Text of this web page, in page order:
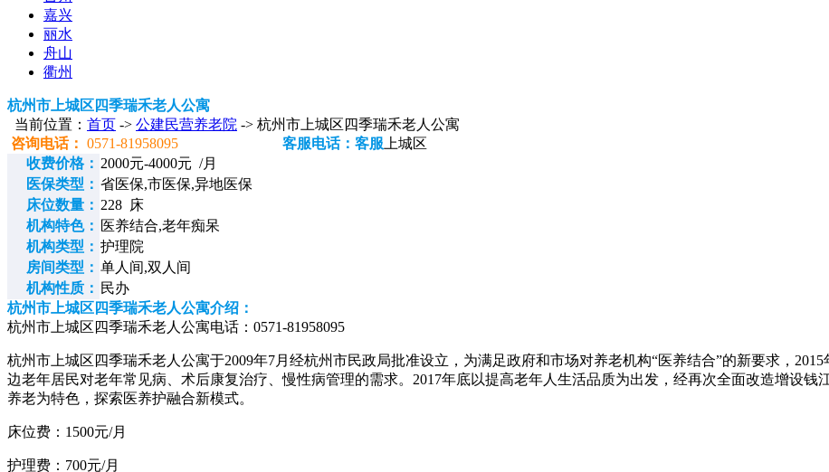
嘉兴
丽水
舟山
衢州
杭州市上城区四季瑞禾老人公寓
当前位置： 首页 -> 公建民营养老院 -> 杭州市上城区四季瑞禾老人公寓
咨询电话： 0571-81958095 客服电话：客服 上城区
收费价格： 2000元-4000元 /月
医保类型： 省医保,市医保,异地医保
床位数量： 228 床
机构特色： 医养结合,老年痴呆
机构类型： 护理院
房间类型： 单人间,双人间
机构性质： 民办
杭州市上城区四季瑞禾老人公寓介绍：
杭州市上城区四季瑞禾老人公寓电话：0571-81958095
杭州市上城区四季瑞禾老人公寓于2009年7月经杭州市民政局批准设立，为满足政府和市场对养老机构“医养结合”的新要求，
边老年居民对老年常见病、术后康复治疗、慢性病管理的需求。2017年底以提高老年人生活品质为出发，经再次全面改造增设
养老为特色，探索医养护融合新模式。
床位费：1500元/月
护理费：700元/月